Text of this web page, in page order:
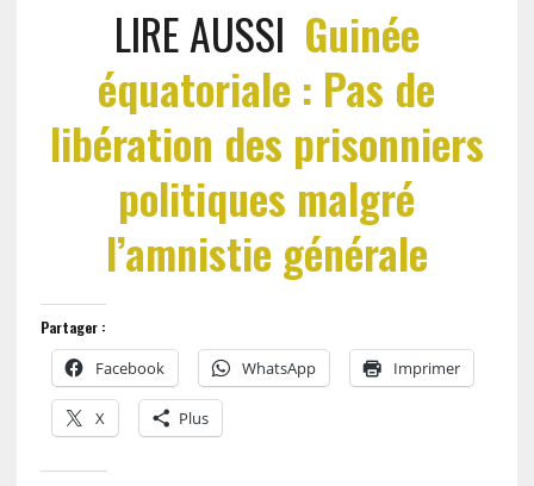
LIRE AUSSI Guinée
équatoriale : Pas de
libération des prisonniers
politiques malgré
l’amnistie générale
Partager :
Facebook WhatsApp Imprimer
X Plus